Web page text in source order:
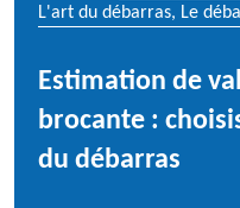
L'art du débarras, Le
Estimation de
brocante :
du débarras